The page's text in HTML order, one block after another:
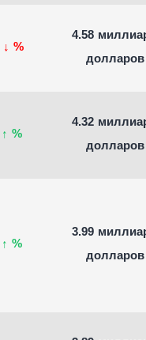
↓ %
4.58
долларов
↑ %
4.32
долларов
↑ %
3.99
долларов